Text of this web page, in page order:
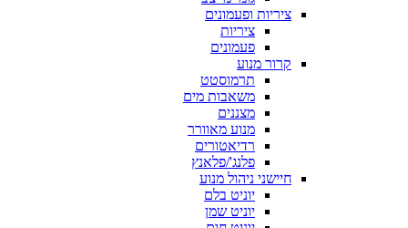
ציריות ופעמונים
ציריות
פעמונים
קרור מנוע
תרמוסטט
משאבות מים
מצננים
מנוע מאוורר
רדיאטורים
פלנג'/פלאנץ
חיישני ניהול מנוע
יוניט בלם
יוניט שמן